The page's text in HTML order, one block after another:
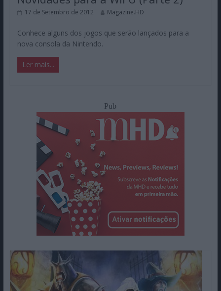
17 de Setembro de 2012 Magazine.HD
Conhece alguns dos jogos que serão lançados para a
nova consola da Nintendo.
Ler mais...
Pub